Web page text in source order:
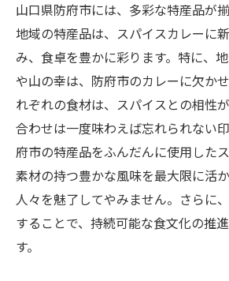
山口県防府市には、多彩な特産品が
地域の特産品は、スパイスカレーに
み、食卓を豊かに彩ります。特に、
や山の幸は、防府市のカレーに欠か
れぞれの食材は、スパイスとの相性
合わせは一度味わえば忘れられない
府市の特産品をふんだんに使用した
素材の持つ豊かな風味を最大限に活
人々を魅了してやみません。さらに
することで、持続可能な食文化の推
す。